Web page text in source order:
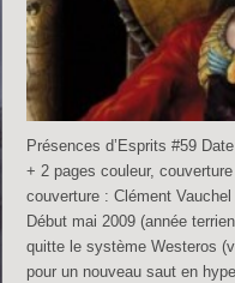
Présences d’Esprits #59
+ 2 pages couleur,
couverture : Clément
Début mai 2009 (année
quitte le système Westeros
pour un nouveau saut en